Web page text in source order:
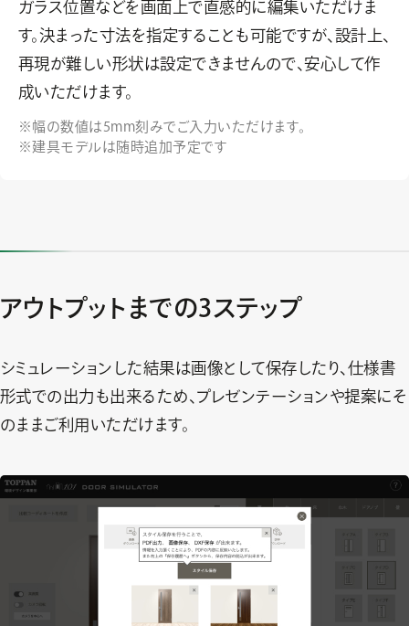
ガラス位置などを画面上で直感的に編集いただけま
す。決まった寸法を指定することも可能ですが、設計上、
再現が難しい形状は設定できませんので、安心して作
成いただけます。
幅の数値は5mm刻みでご入力いただけます。
建具モデルは随時追加予定です
アウトプットまでの3ステップ
シミュレーションした結果は画像として保存したり、仕様書
形式での出力も出来るため、プレゼンテーションや提案にそ
のままご利用いただけます。